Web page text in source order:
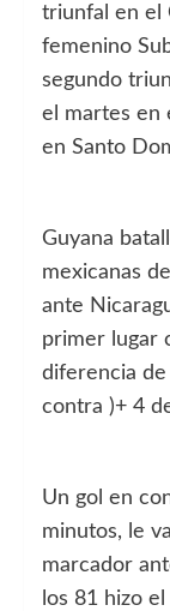
triunfal en el
femenino
segundo
el martes en
en Santo
Guyana
mexicanas
ante
primer lugar
diferencia de
contra )+ 4
Un gol en
minutos, le
marcador
los 81 hizo